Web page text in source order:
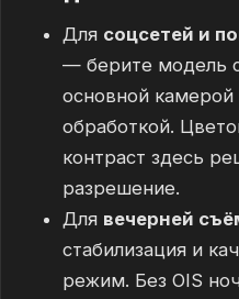
Для соцсетей и
— берите модель
основной
обработкой.
контраст здесь
разрешение.
Для вечерней
стабилизация и
режим. Без OIS